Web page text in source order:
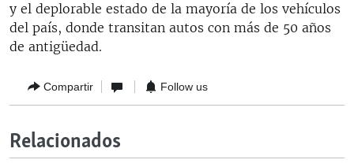
y el deplorable estado de la mayoría de los vehículos
del país, donde transitan autos con más de 50 años
de antigüedad.
Compartir Follow us
Relacionados